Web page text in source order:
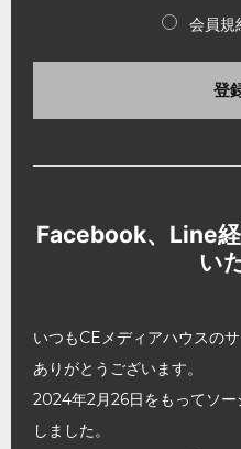
会員規
登
Facebook、Line
い
いつもCEメディアハウスの
ありがとうございます。
2024年2月26日をもってソー
しました。